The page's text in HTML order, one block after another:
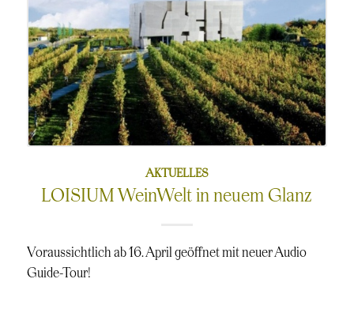
AKTUELLES
LOISIUM WeinWelt in neuem Glanz
Voraussichtlich ab 16. April geöffnet mit neuer Audio
Guide-Tour!